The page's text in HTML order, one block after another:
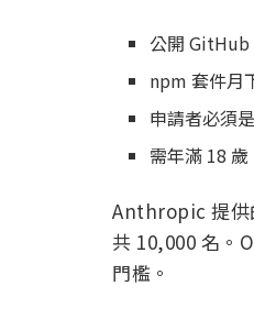
公開 GitHub
npm 套件月
申請者必須
需年滿 18
Anthropic 提供
共 10,000 名。
門檻。